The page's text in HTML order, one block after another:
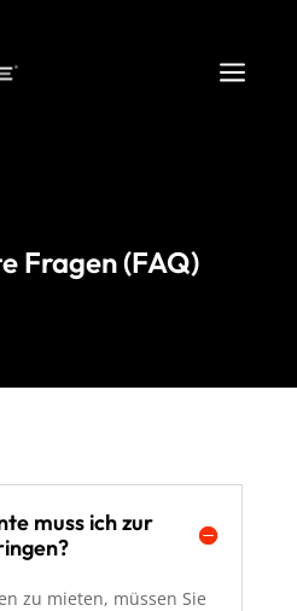
a
Fragen (FAQ)
muss ich zur
zu mieten, müssen Sie